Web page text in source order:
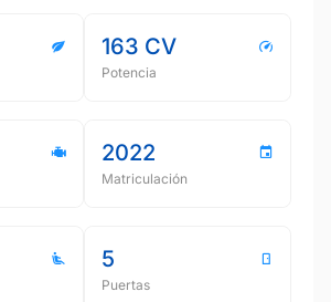
163 CV
Potencia
2022
Matriculación
5
Puertas